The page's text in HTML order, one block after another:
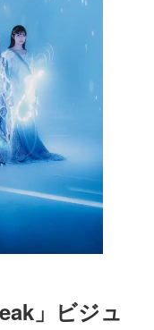
」ビジュ